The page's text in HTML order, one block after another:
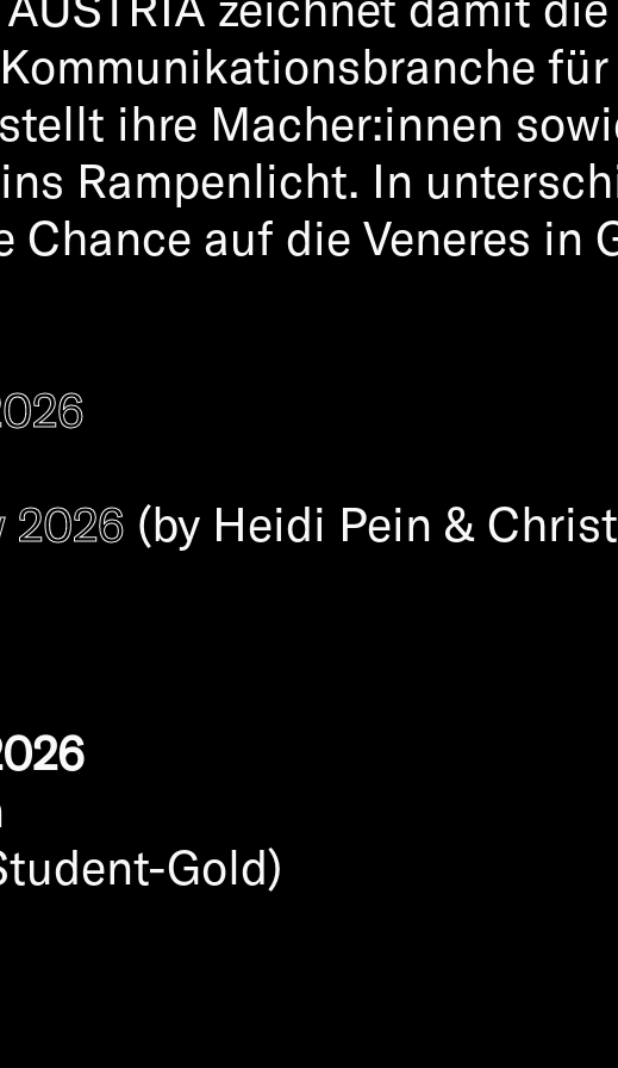
ihre Macher:innen
Rampenlicht. In
Chance auf die Veneres in
2026 (by Heidi Pein &
Gold)
look out for outstanding,
of relevance to our
aspects that make for